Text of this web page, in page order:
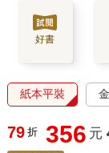
好書
紙本平裝
79 折 356 元